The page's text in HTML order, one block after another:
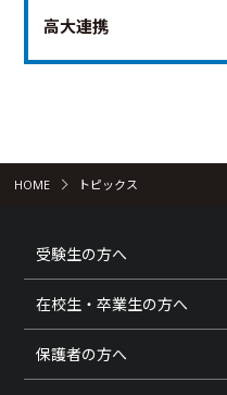
高大連携
HOME トピックス
受験生の方へ
在校生・卒業生の方へ
保護者の方へ